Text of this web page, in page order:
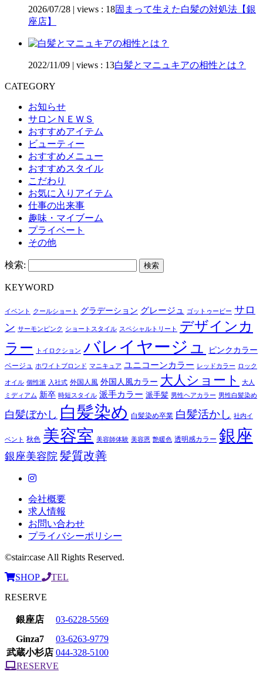
2026/07/28 | views : 18固まって生えた白髪の対処法【銀
座店】
2022/11/09 | views : 13白髪とマニュキアの相性とは？
CATEGORY
お知らせ
サロンＮＥＷＳ
おすすめアイテム
ビューティー
おすすめメニュー
おすすめスタイル
こだわり
お気に入りアイテム
仕事の出来事
趣味・マイブーム
プライベート
その他
検索:
KEYWORD
イベント クールショート グラデーション グレージュ ゴットゥービー サロ
ン サーモンピンク ショートスタイル スペシャルトリート
デザインカ
ラー
トイロクション バレイヤージュ ピンクカラー
ベージュ ホワイトブロンド マニキュア ユニコーンカラー レッドカラー ロック
オイル 個性派 入社式 外国人風 外国人風カラー 大人ショート
大人
ミディアム 新卒 時短スタイル 派手カラー 派手髪 男性ヘアカラー 男性白髪染め
白髪ぼかし 白髪染め 白髪染め卒業 白髪活かし 社内イ
ベント 秋色 美容室 美容師体験 美容恩 艶暖色 透明感カラー 銀座
銀座美容院 髪質改善
会社概要
求人情報
お問い合わせ
プライバシーポリシー
©stair:case All Rights Reserved.
SHOP
TEL
RESERVE
銀座店
03-6228-5569
Ginza7
03-6263-9779
武蔵小杉店 044-328-5100
RESERVE